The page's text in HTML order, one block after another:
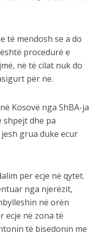
të mendosh se a do
procedurë e
në të cilat nuk do
për ne.
Kosovë nga ShBA-ja
shpejt dhe pa
grua duke ecur
për ecje në qytet.
nga njerëzit,
në orën
ecje në zona të
të bisedonin me